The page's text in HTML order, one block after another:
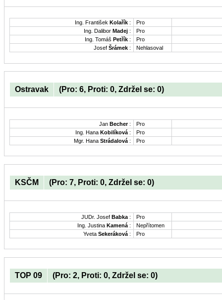
Ing. František Kolařík :
Pro
Ing. Dalibor Madej :
Pro
Ing. Tomáš Petřík :
Pro
Josef Šrámek : Nehlasoval
Ostravak (Pro: 6, Proti: 0, Zdržel se: 0)
Jan Becher:
Pro
Ing. Hana Kobilíková :
Pro
Mgr. Hana Strádalová : Pro
KSČM (Pro: 7, Proti: 0, Zdržel se: 0)
JUDr. Josef Babka :
Pro
Ing. Justina Kamená :
Nepřítomen
Yveta Sekeráková : Pro
TOP 09 (Pro: 2, Proti: 0, Zdržel se: 0)